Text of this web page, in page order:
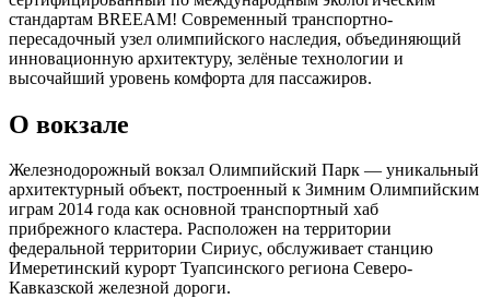
стандартам BREEAM! Современный транспортно-
пересадочный узел олимпийского наследия, объединяющий
инновационную архитектуру, зелёные технологии и
высочайший уровень комфорта для пассажиров.
О вокзале
Железнодорожный вокзал Олимпийский Парк — уникальный
архитектурный объект, построенный к Зимним Олимпийским
играм 2014 года как основной транспортный хаб
прибрежного кластера. Расположен на территории
федеральной территории Сириус, обслуживает станцию
Имеретинский курорт Туапсинского региона Северо-
Кавказской железной дороги.